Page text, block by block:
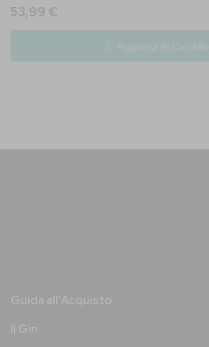
53,99 €
Aggiungi Al Carrello
Guida all'Acquisto
Il Gin